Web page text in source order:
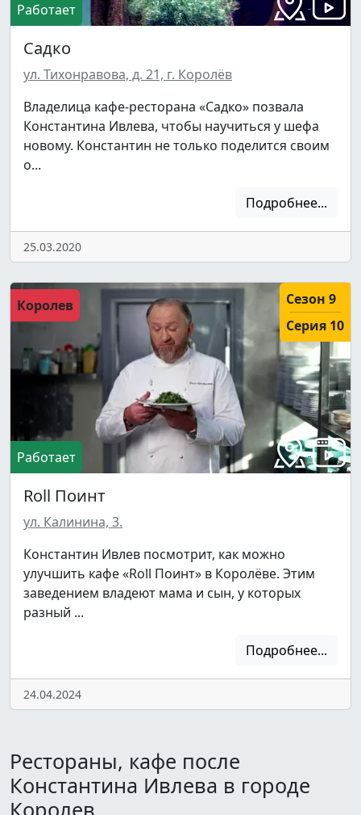
Работает
Садко
ул. Тихонравова, д. 21, г. Королёв
Владелица кафе-ресторана «Садко» позвала
Константина Ивлева, чтобы научиться у шефа
новому. Константин не только поделится своим
о...
Подробнее...
25.03.2020
Королев
Сезон 9
Серия 10
Работает
Roll Поинт
ул. Калинина, 3.
Константин Ивлев посмотрит, как можно
улучшить кафе «Roll Поинт» в Королёве. Этим
заведением владеют мама и сын, у которых
разный ...
Подробнее...
24.04.2024
Рестораны, кафе после
Константина Ивлева в городе